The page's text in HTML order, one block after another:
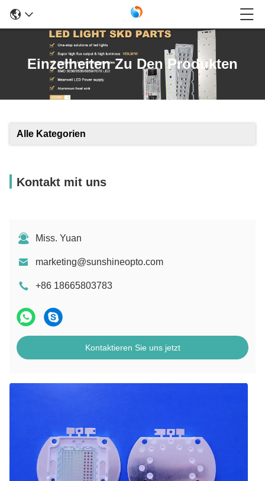
Einzelheiten Zu Den Produkten
Alle Kategorien
Kontakt mit uns
Miss. Yuan
marketing@sunshineopto.com
+86 18665803783
Kontaktieren Sie uns jetzt